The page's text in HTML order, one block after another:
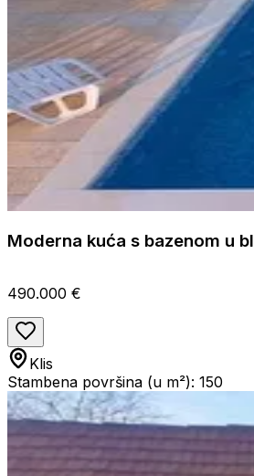
Moderna kuća s bazenom u
490.000 €
Klis
Stambena površina (u m²): 150